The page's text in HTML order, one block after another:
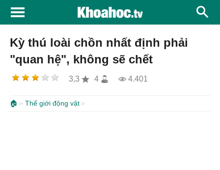
Kỳ thú loài chồn nhất định phải
"quan hệ", không sẽ chết
3,3 4 4.401
🏠 Thế giới động vật